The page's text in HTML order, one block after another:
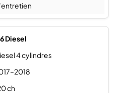
Diesel
4 cylindres
ch